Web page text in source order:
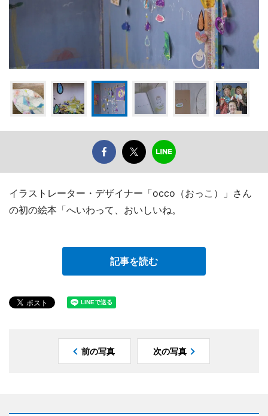
イラストレーター・デザイナー「occo（おっこ）」さん
の初の絵本「へいわって、おいしいね。
記事を読む
前の写真 次の写真